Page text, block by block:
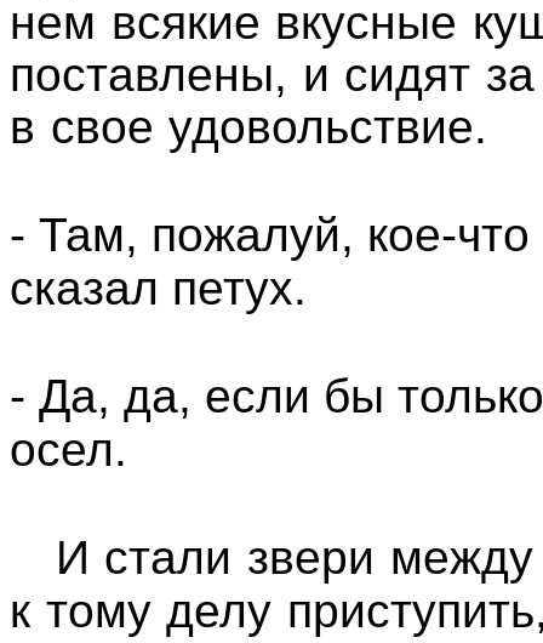
нем всякие вкусные
поставлены, и сидят
в свое удовольствие.
- Там, пожалуй, кое-
сказал петух.
- Да, да, если бы
осел.
И стали звери между
к тому делу